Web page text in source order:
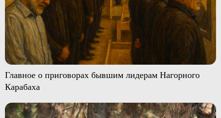
Главное о приговорах бывшим лидерам Нагорного
Карабаха